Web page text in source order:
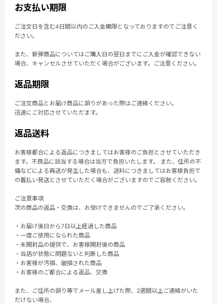
お支払い期限
ご注文日を含む4日間以内のご入金期限となっておりますのでご注意く
ださい。
また、新弾商品についてはご購入日の翌日までにご入金が確認できない
場合、キャンセルさせていただく場合がございます。ご注意ください。
返品期限
ご注文商品とお届け商品に誤りがあった際はご連絡ください。
迅速にご対応させていただます。
返品送料
お客様都合による返品につきましてはお客様のご負担とさせていただき
ます。不良品に該当する場合は当方で負担いたします。 また、住所の不
備などによる再送が発生した場合も、送料につきましてはお客様負担で
の着払い発送とさせていただく場合がございますのでご容赦ください。
ご注意事項
次の商品の返品・交換は、お受けできませんのでご了承ください。
・お届け後日から7日以上経過した商品
・一度ご使用になられた商品
・未開封品の提供で、お客様開封後の商品
・当店が状態に問題ないと判断した商品
・お客様が汚損、破損された商品
・お客様のご都合による返品、交換
また、ご住所の誤り等でメール差し上げた際、2週間以上ご連絡がいた
だけない場合、